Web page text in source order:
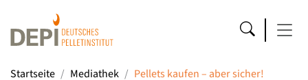
Startseite Mediathek Pellets kaufen – aber sicher!